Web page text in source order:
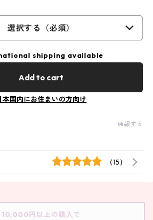
選択する（必須）
shipping available
Add to cart
本国内にお住まいの方向け
通報する
(15)
10,000円以上の購入で